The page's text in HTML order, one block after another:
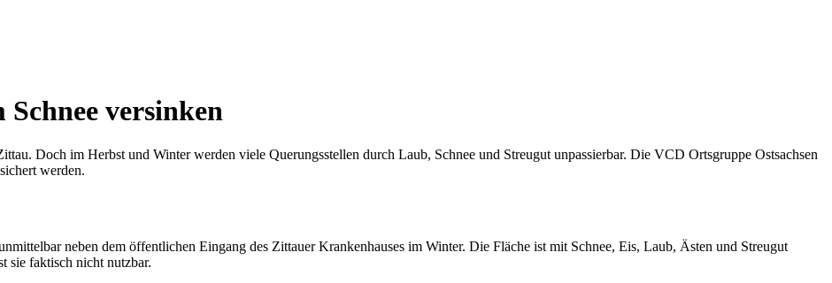
versinken
Doch im Herbst und Winter werden viele Querungsstellen durch Laub, Schnee und Streugut unpassierbar. Die VCD Ortsgruppe Ostsachsen
werden.
neben dem öffentlichen Eingang des Zittauer Krankenhauses im Winter. Die Fläche ist mit Schnee, Eis, Laub, Ästen und Streugut
sie faktisch nicht nutzbar.